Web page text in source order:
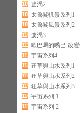
107 旋渦2
108 太魯閣軓景系列1
109 太魯閣風景系列2
110 漩渦3
111 歐巴馬的嘴巴-改變
112 宇宙系列4
113 狂草與山水系列1
114 狂草與山水系列2
115 狂草與山水系列3
116 宇宙系列 1
117 宇宙系列 2